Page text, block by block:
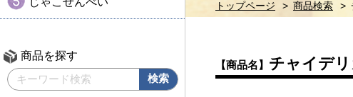
商品を探す
トップページ 商品検索
【商品名】 チャイデ